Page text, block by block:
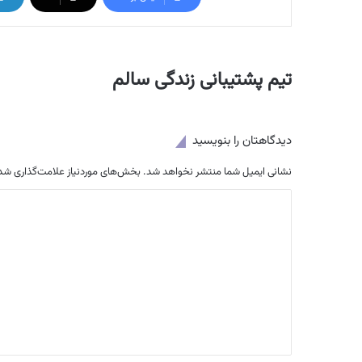
تیم پشتیبانی زندگی سالم
دیدگاهتان را بنویسید
نشانی ایمیل شما منتشر نخواهد شد. بخش‌های موردنیاز علامت‌گذاری